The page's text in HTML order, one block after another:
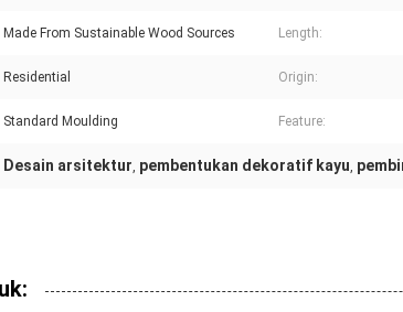
Made From Sustainable Wood Sources Length:
Residential Origin:
Standard Moulding Feature:
Desain arsitektur, pembentukan dekoratif kayu,